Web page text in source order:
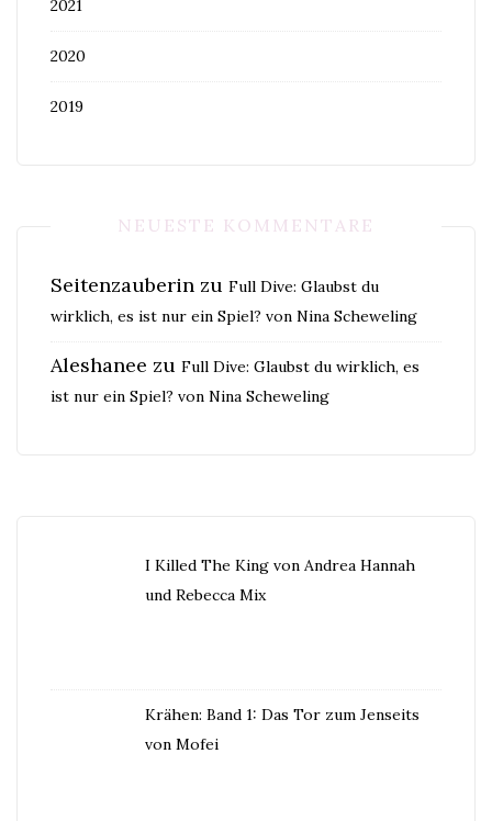
2021
2020
2019
NEUESTE KOMMENTARE
Seitenzauberin zu Full Dive: Glaubst du
wirklich, es ist nur ein Spiel? von Nina Scheweling
Aleshanee zu Full Dive: Glaubst du wirklich, es
ist nur ein Spiel? von Nina Scheweling
I Killed The King von Andrea Hannah
und Rebecca Mix
Krähen: Band 1: Das Tor zum Jenseits
von Mofei